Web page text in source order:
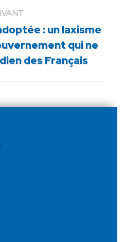
Article
suivant
:
: un laxisme
qui ne
des Français